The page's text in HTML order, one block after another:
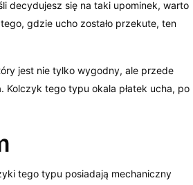
decydujesz się na taki upominek, warto
gdzie ucho zostało przekute, ten
jest nie tylko wygodny, ale przede
tego typu okala płatek ucha, po
tego typu posiadają mechaniczny